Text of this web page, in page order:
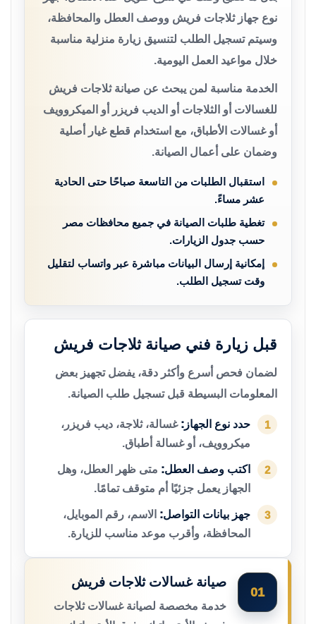
نوع جهاز ثلاجات فريش ووصف العطل والمحافظة،
وسيتم تسجيل الطلب لتنسيق زيارة منزلية مناسبة
خلال مواعيد العمل اليومية.
الخدمة مناسبة لمن يبحث عن صيانة ثلاجات فريش
للغسالات أو الثلاجات أو الديب فريزر أو الميكروويف
أو غسالات الأطباق، مع استخدام قطع غيار أصلية
وضمان على أعمال الصيانة.
استقبال الطلبات من التاسعة صباحًا حتى الحادية
عشر مساءً.
تغطية طلبات الصيانة في جميع محافظات مصر
حسب جدول الزيارات.
إمكانية إرسال البيانات مباشرة عبر واتساب لتقليل
وقت تسجيل الطلب.
قبل زيارة فني صيانة ثلاجات فريش
لضمان فحص أسرع وأكثر دقة، يفضل تجهيز بعض
المعلومات البسيطة قبل تسجيل طلب الصيانة.
1 حدد نوع الجهاز: غسالة، ثلاجة، ديب فريزر،
ميكروويف، أو غسالة أطباق.
2 اكتب وصف العطل: متى ظهر العطل، وهل
الجهاز يعمل جزئيًا أم متوقف تمامًا.
3 جهز بيانات التواصل: الاسم، رقم الموبايل،
المحافظة، وأقرب موعد مناسب للزيارة.
01
صيانة غسالات ثلاجات فريش
خدمة مخصصة لصيانة غسالات ثلاجات